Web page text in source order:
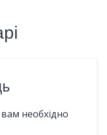
необхідно